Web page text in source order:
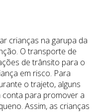
crianças na garupa da
O transporte de
de trânsito para o
em risco. Para
o trajeto, alguns
conta para promover a
Assim, as crianças